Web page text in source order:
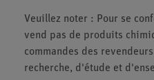
Veuillez noter : Pour se
vend pas de produits
commandes des
recherche, d'étude et